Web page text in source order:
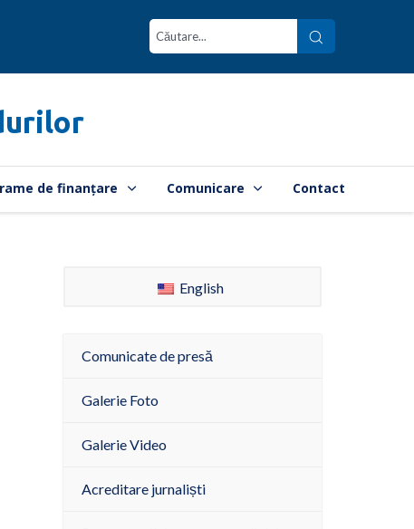
de finanțare Comunicare Contact
English
Comunicate de presă
Galerie Foto
Galerie Video
Acreditare jurnaliști